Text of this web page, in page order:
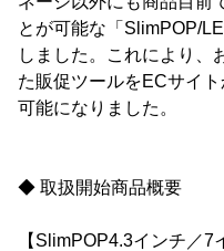
とが可能な「SlimPOP/
しました。これにより、
た販促ツールをECサイ
可能になりました。
◆ 取扱開始商品概要
【SlimPOP4.3インチ／7